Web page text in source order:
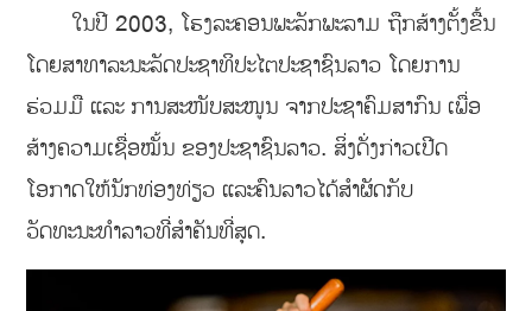
ໃນປີ 2003, ໂຮງລະຄອນພະລັກພະລາມ ຖືກສ້າງຕັ້ງຂື້ນ
ໂດຍສາທາລະນະລັດປະຊາທິປະໄຕປະຊາຊົນລາວ ໂດຍການ
ຮ່ວມມື ແລະ ການສະໜັບສະໜູນ ຈາກປະຊາຄົມສາກົນ ເພື່ອ
ສ້າງຄວາມເຊື່ອໝັ້ນ ຂອງປະຊາຊົນລາວ. ສິ່ງດັ່ງກ່າວເປີດ
ໂອກາດໃຫ້ນັກທ່ອງທ່ຽວ ແລະຄົນລາວໄດ້ສຳຜັດກັບ
ວັດທະນະທຳລາວທີ່ສຳຄັນທີ່ສຸດ.